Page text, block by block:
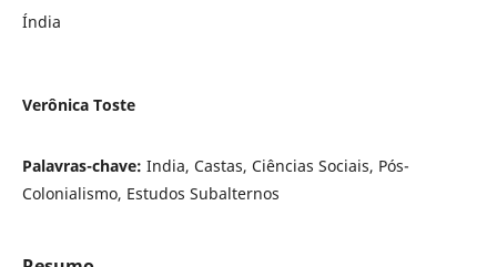
Índia
Verônica Toste
Palavras-chave: India, Castas, Ciências Sociais, Pós-
Colonialismo, Estudos Subalternos